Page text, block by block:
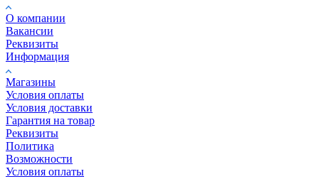
О компании
Вакансии
Реквизиты
Информация
Магазины
Условия оплаты
Условия доставки
Гарантия на товар
Реквизиты
Политика
Возможности
Условия оплаты